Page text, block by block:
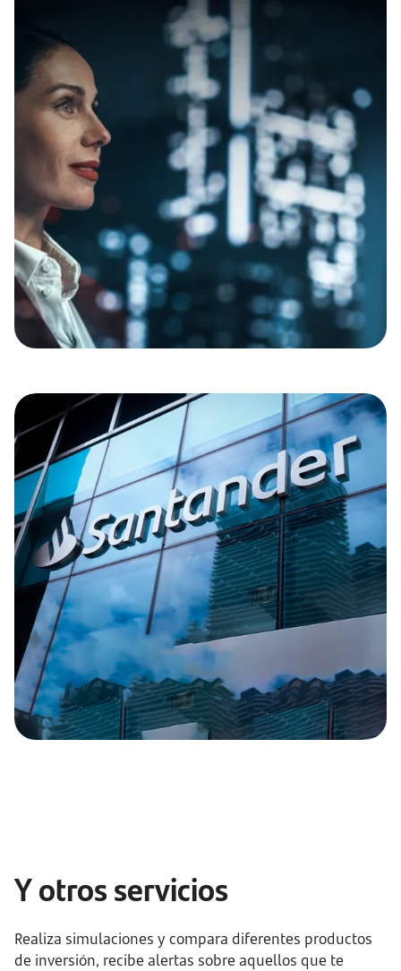
Y otros servicios
Realiza simulaciones y compara diferentes productos
de inversión, recibe alertas sobre aquellos que te